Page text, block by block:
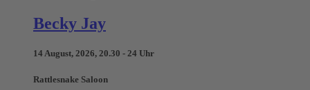
Becky Jay
14 August, 2026, 20.30 - 24 Uhr
Rattlesnake Saloon